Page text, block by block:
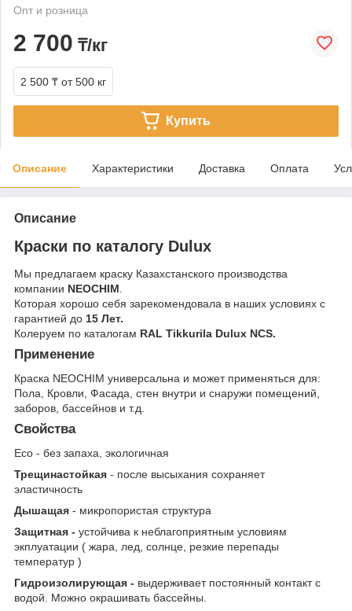
Опт и розница
2 700 ₸/кг
2 500 ₸ от 500 кг
Купить
Описание Характеристики Доставка Оплата
Описание
Краски по каталогу Dulux
Мы предлагаем краску Казахстанского производства
компании NEOCHIM.
Которая хорошо себя зарекомендовала в наших условиях с
гарантией до 15 Лет.
Колеруем по каталогам RAL Tikkurila Dulux NCS.
Применение
Краска NEOCHIM универсальна и может применяться для:
Пола, Кровли, Фасада, стен внутри и снаружи помещений,
заборов, бассейнов и т.д.
Свойства
Eco - без запаха, экологичная
Трещинастойкая - после высыхания сохраняет
эластичность
Дышащая - микропористая структура
Защитная - устойчива к неблагоприятным условиям
экплуатации ( жара, лед, солнце, резкие перепады
температур )
Гидроизолирующая - выдерживает постоянный контакт с
водой. Можно окрашивать бассейны.